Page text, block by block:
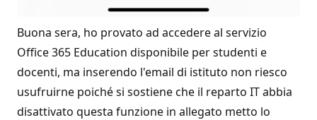
Buona sera, ho provato ad accedere al servizio
Office 365 Education disponibile per studenti e
docenti, ma inserendo l'email di istituto non riesco
usufruirne poiché si sostiene che il reparto IT abbia
disattivato questa funzione in allegato metto lo